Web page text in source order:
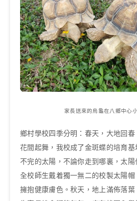
家長送來的烏龜在八鄉中心
鄉村學校四季分明：春天，大地回
花間起舞，我校成了金斑蝶的培育
不完的太陽，不論你走到哪裏，太陽
全校師生戴着獨一無二的校製太陽帽
擁抱健康膚色。秋天，地上滿佈落